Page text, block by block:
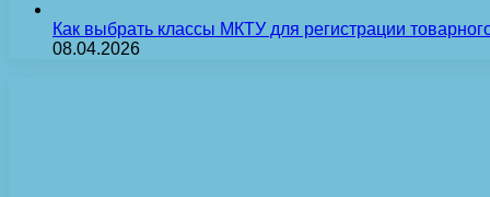
Как выбрать классы МКТУ для регистрации
08.04.2026